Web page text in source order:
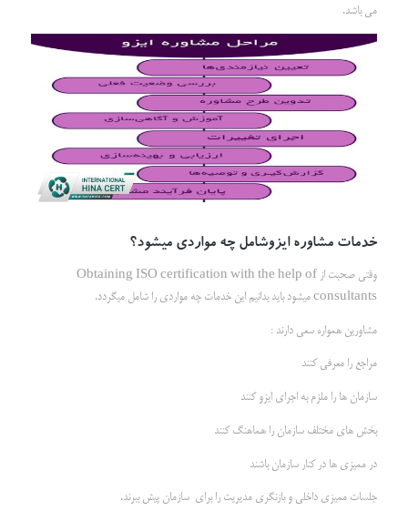
می باشد.
خدمات مشاوره ایزوشامل چه مواردی میشود؟
وقتی صحبت از Obtaining ISO certification with the help of
consultants میشود باید بدانیم این خدمات چه مواردی را شامل میگردد.
مشاورین همواره سعی دارند :
مراجع را معرفی کنند
سازمان ها را ملزم به اجرای ایزو کنند
بخش های مختلف سازمان را هماهنگ کنند
در ممیزی ها در کنار سازمان باشند
جلسات ممیزی داخلی و بازنگری مدیریت را برای سازمان پیش ببرند.